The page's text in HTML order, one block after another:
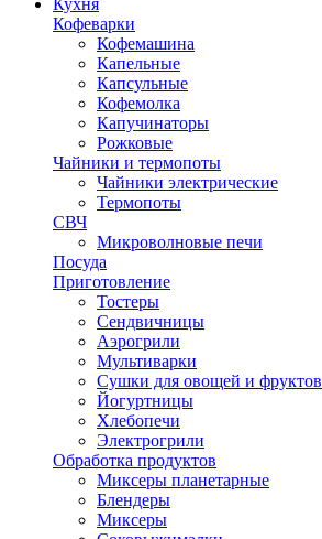
Кухня
Кофеварки
Кофемашина
Капельные
Капсульные
Кофемолка
Капучинаторы
Рожковые
Чайники и термопоты
Чайники электрические
Термопоты
СВЧ
Микроволновые печи
Посуда
Приготовление
Тостеры
Сендвичницы
Аэрогрили
Мультиварки
Сушки для овощей и фруктов
Йогуртницы
Хлебопечи
Электрогрили
Обработка продуктов
Миксеры планетарные
Блендеры
Миксеры